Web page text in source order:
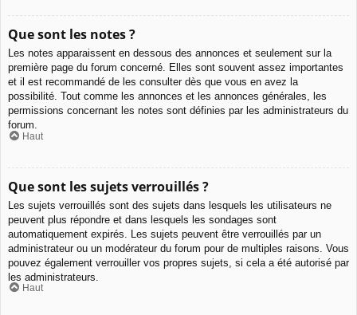
Que sont les notes ?
Les notes apparaissent en dessous des annonces et seulement sur la
première page du forum concerné. Elles sont souvent assez importantes
et il est recommandé de les consulter dès que vous en avez la
possibilité. Tout comme les annonces et les annonces générales, les
permissions concernant les notes sont définies par les administrateurs du
forum.
Haut
Que sont les sujets verrouillés ?
Les sujets verrouillés sont des sujets dans lesquels les utilisateurs ne
peuvent plus répondre et dans lesquels les sondages sont
automatiquement expirés. Les sujets peuvent être verrouillés par un
administrateur ou un modérateur du forum pour de multiples raisons. Vous
pouvez également verrouiller vos propres sujets, si cela a été autorisé par
les administrateurs.
Haut